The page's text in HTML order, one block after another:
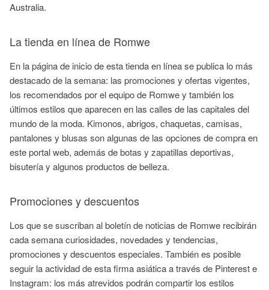
Australia.
La tienda en línea de Romwe
En la página de inicio de esta tienda en línea se publica lo más
destacado de la semana: las promociones y ofertas vigentes,
los recomendados por el equipo de Romwe y también los
últimos estilos que aparecen en las calles de las capitales del
mundo de la moda. Kimonos, abrigos, chaquetas, camisas,
pantalones y blusas son algunas de las opciones de compra en
este portal web, además de botas y zapatillas deportivas,
bisutería y algunos productos de belleza.
Promociones y descuentos
Los que se suscriban al boletín de noticias de Romwe recibirán
cada semana curiosidades, novedades y tendencias,
promociones y descuentos especiales. También es posible
seguir la actividad de esta firma asiática a través de Pinterest e
Instagram: los más atrevidos podrán compartir los estilos